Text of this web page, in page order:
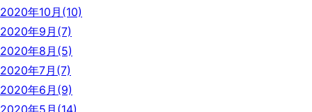
2020年10月(10)
2020年9月(7)
2020年8月(5)
2020年7月(7)
2020年6月(9)
2020年5月(14)